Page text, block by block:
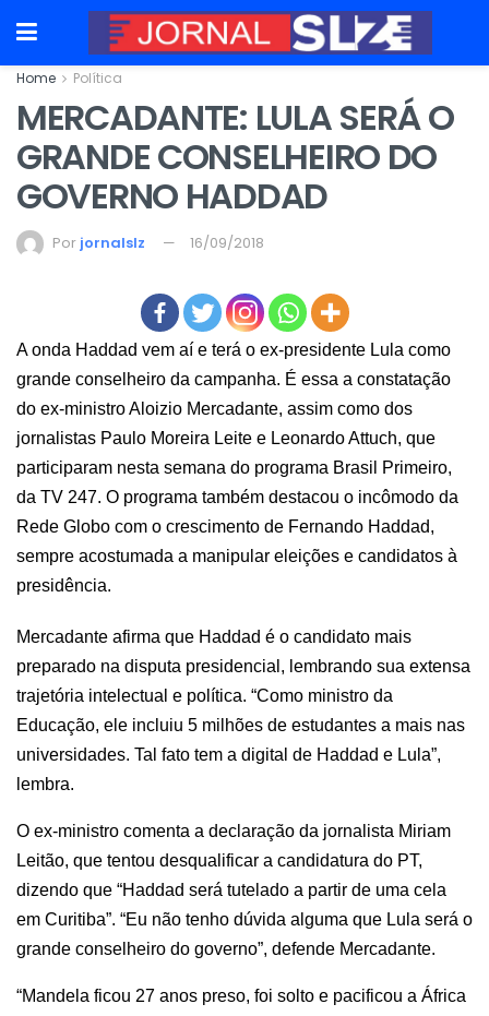
Home Política
MERCADANTE: LULA SERÁ O
GRANDE CONSELHEIRO DO
GOVERNO HADDAD
Por jornalslz 16/09/2018
A onda Haddad vem aí e terá o ex-presidente Lula como
grande conselheiro da campanha. É essa a constatação
do ex-ministro Aloizio Mercadante, assim como dos
jornalistas Paulo Moreira Leite e Leonardo Attuch, que
participaram nesta semana do programa Brasil Primeiro,
da TV 247. O programa também destacou o incômodo da
Rede Globo com o crescimento de Fernando Haddad,
sempre acostumada a manipular eleições e candidatos à
presidência.
Mercadante afirma que Haddad é o candidato mais
preparado na disputa presidencial, lembrando sua extensa
trajetória intelectual e política. “Como ministro da
Educação, ele incluiu 5 milhões de estudantes a mais nas
universidades. Tal fato tem a digital de Haddad e Lula”,
lembra.
O ex-ministro comenta a declaração da jornalista Miriam
Leitão, que tentou desqualificar a candidatura do PT,
dizendo que “Haddad será tutelado a partir de uma cela
em Curitiba”. “Eu não tenho dúvida alguma que Lula será o
grande conselheiro do governo”, defende Mercadante.
“Mandela ficou 27 anos preso, foi solto e pacificou a África